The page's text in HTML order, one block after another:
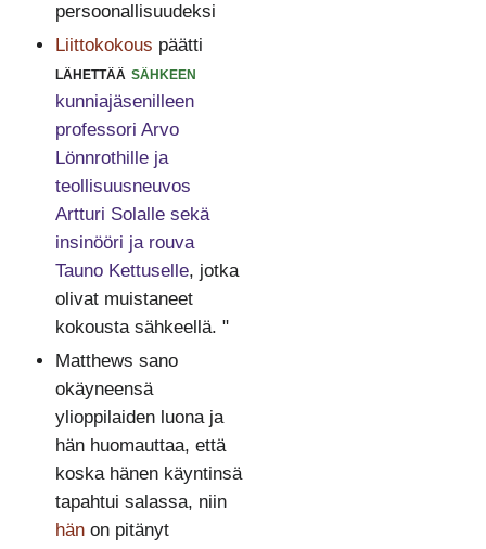
persoonallisuudeksi
Liittokokous päätti
lähettää sähkeen
kunniajäsenilleen
professori Arvo
Lönnrothille ja
teollisuusneuvos
Artturi Solalle sekä
insinööri ja rouva
Tauno Kettuselle, jotka
olivat muistaneet
kokousta sähkeellä. "
Matthews sano
okäyneensä
ylioppilaiden luona ja
hän huomauttaa, että
koska hänen käyntinsä
tapahtui salassa, niin
hänon pitänyt